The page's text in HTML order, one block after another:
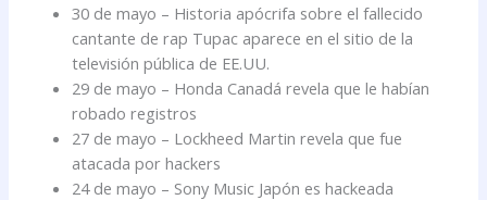
30 de mayo – Historia apócrifa sobre el fallecido
cantante de rap Tupac aparece en el sitio de la
televisión pública de EE.UU.
29 de mayo – Honda Canadá revela que le habían
robado registros
27 de mayo – Lockheed Martin revela que fue
atacada por hackers
24 de mayo – Sony Music Japón es hackeada